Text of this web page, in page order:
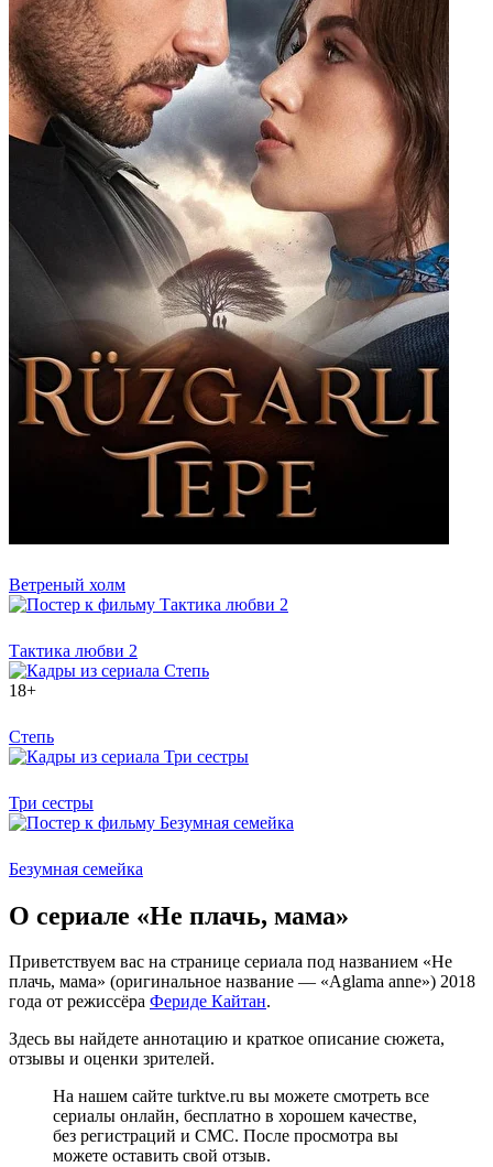
Ветреный холм
Тактика любви 2
18+
Степь
Три сестры
Безумная семейка
О сериале «Не плачь, мама»
Приветствуем вас на странице сериала под названием «Не
плачь, мама» (оригинальное название — «Aglama anne») 2018
года от режиссёра Фериде Кайтан.
Здесь вы найдете аннотацию и краткое описание сюжета,
отзывы и оценки зрителей.
На нашем сайте turktve.ru вы можете смотреть все
сериалы онлайн, бесплатно в хорошем качестве,
без регистраций и СМС. После просмотра вы
можете оставить свой отзыв.